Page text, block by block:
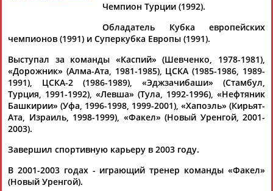
Ваш запрос: "Юрий Маричев"
Документы 1-10 из 35 найденных уникальных документов
1 2 3 4
Саратовский "Протон" возглавил бывший наставник
женской сборной России
У волейболисток саратовского "Протона" появился новый
наставник - бывший главный тренер сборной РоссииЮрий
Маричев
Маричев. 57-летнийМаричевстал исполняющим
обязанности главного тренера...
(Проект: Информационное агентство СТАДИОН
31.10.2017
Чемпион Турции (1992).
Обладатель Кубка европейских
чемпионов (1991) и Суперкубка Европы (1991).
Выступал за команды «Каспий» (Шевченко, 1978-1981),
«Дорожник» (Алма-Ата, 1981-1985), ЦСКА (1985-1986, 1989-
1991), ЦСКА-2 (1986-1989), «Эджзачибаши» (Стамбул,
Турция, 1991-1992), «Левша» (Тула, 1992-1996), «Нефтяник
Башкирии» (Уфа, 1996-1998, 1999-2001), «Хапоэль» (Кирьят-
Ата, Израиль, 1998-1999), «Факел» (Новый Уренгой, 2001-
2003).
Завершил спортивную карьеру в 2003 году.
В 2001-2003 годах - играющий тренер команды «Факел»
(Новый Уренгой).